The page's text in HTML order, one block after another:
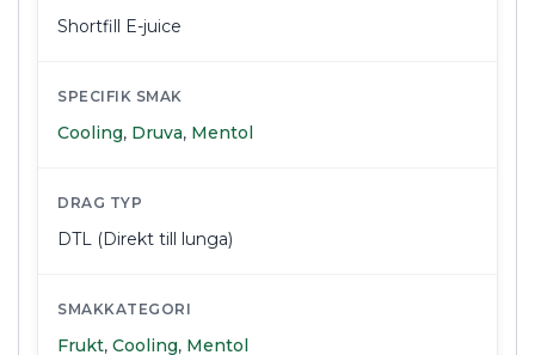
Shortfill E-juice
SPECIFIK SMAK
Cooling, Druva, Mentol
DRAG TYP
DTL (Direkt till lunga)
SMAKKATEGORI
Frukt, Cooling, Mentol